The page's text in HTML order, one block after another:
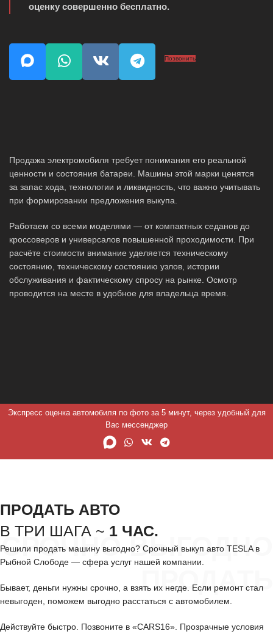
оценку совершенно бесплатно.
Позвонить
Продажа электромобиля требует понимания его реальной
ценности и состояния батареи. Машины этой марки ценятся
за запас хода, технологии и ликвидность, что важно учитывать
при формировании предложения выкупа.
Работаем со всеми моделями — от компактных седанов до
кроссоверов и универсалов повышенной проходимости. При
расчёте стоимости внимание уделяется техническому
состоянию, техническому состоянию узлов, истории
обслуживания и фактическому спросу на рынке. Осмотр
проводится на месте в удобное для владельца время.
Экспресс оценка автомобиля по фото за 5 минут, через удобный для
Вас мессенджер
СРОЧНО ВЫГОДНО
ПРОДАТЬ
ПРОДАТЬ АВТО
В ТРИ ШАГА ~ 1 ЧАС.
Решили продать машину выгодно? Срочный выкуп авто TESLA в
Рыбной Слободе — сфера услуг нашей компании.
Бывает, деньги нужны срочно, а взять их негде. Если ремонт стал
невыгоден, поможем выгодно расстаться с автомобилем.
Действуйте быстро. Позвоните в «CARS16». Прозрачные условия